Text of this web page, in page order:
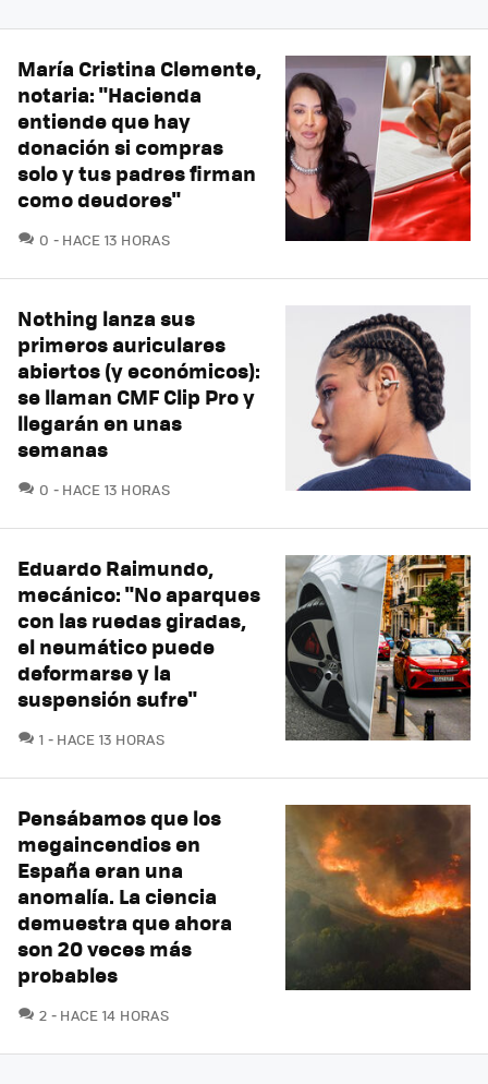
María Cristina Clemente,
notaria: "Hacienda
entiende que hay
donación si compras
solo y tus padres firman
como deudores"
0 COMENTARIOS
HACE 13 HORAS
Nothing lanza sus
primeros auriculares
abiertos (y económicos):
se llaman CMF Clip Pro y
llegarán en unas
semanas
0 COMENTARIOS
HACE 13 HORAS
Eduardo Raimundo,
mecánico: "No aparques
con las ruedas giradas,
el neumático puede
deformarse y la
suspensión sufre"
1 COMENTARIOS
HACE 13 HORAS
Pensábamos que los
megaincendios en
España eran una
anomalía. La ciencia
demuestra que ahora
son 20 veces más
probables
2 COMENTARIOS
HACE 14 HORAS